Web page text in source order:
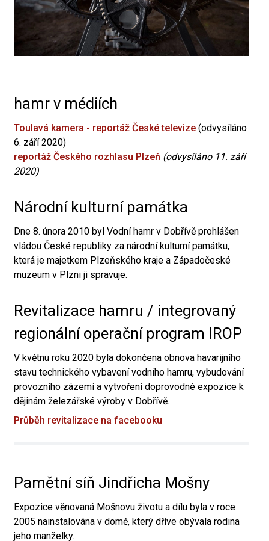
hamr v médiích
Toulavá kamera - reportáž České televize (odvysíláno
6. září 2020)
reportáž Českého rozhlasu Plzeň (odvysíláno 11. září
2020)
Národní kulturní památka
Dne 8. února 2010 byl Vodní hamr v Dobřívě prohlášen
vládou České republiky za národní kulturní památku,
která je majetkem Plzeňského kraje a Západočeské
muzeum v Plzni ji spravuje.
Revitalizace hamru / integrovaný
regionální operační program IROP
V květnu roku 2020 byla dokončena obnova havarijního
stavu technického vybavení vodního hamru, vybudování
provozního zázemí a vytvoření doprovodné expozice k
dějinám železářské výroby v Dobřívě.
Průběh revitalizace na facebooku
Pamětní síň Jindřicha Mošny
Expozice věnovaná Mošnovu životu a dílu byla v roce
2005 nainstalována v domě, který dříve obývala rodina
jeho manželky.